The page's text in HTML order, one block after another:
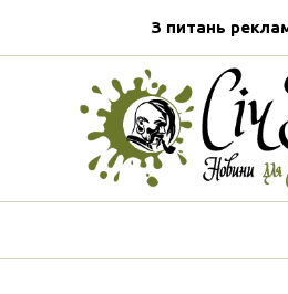
З питань